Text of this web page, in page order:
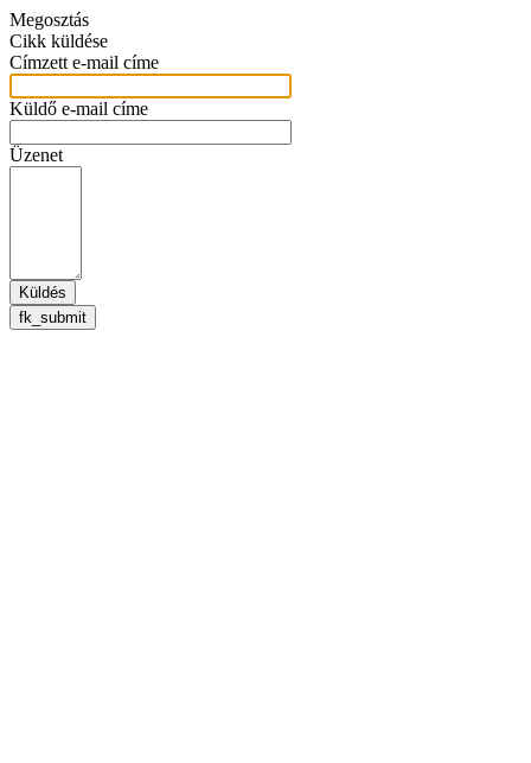
Megosztás
Cikk küldése
Címzett e-mail címe
Küldő e-mail címe
Üzenet